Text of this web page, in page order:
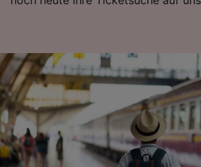
aktiv abfragen. Speichern von
Informationen auf einem
Personalisierte Werbung und
von Werbeleistung und der
Inhalten, Zielgruppenforschung
Entwicklung und Verbesserung
Angeboten.